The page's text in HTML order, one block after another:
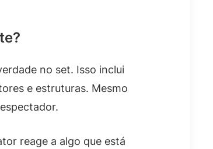
no set. Isso inclui
e estruturas. Mesmo
reage a algo que está